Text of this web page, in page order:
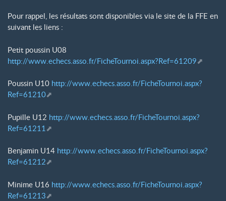
Pour rappel, les résultats sont disponibles via le site de la FFE en
suivant les liens :
Petit poussin U08
http://www.echecs.asso.fr/FicheTournoi.aspx?Ref=61209
Poussin U10 http://www.echecs.asso.fr/FicheTournoi.aspx?
Ref=61210
Pupille U12 http://www.echecs.asso.fr/FicheTournoi.aspx?
Ref=61211
Benjamin U14 http://www.echecs.asso.fr/FicheTournoi.aspx?
Ref=61212
Minime U16 http://www.echecs.asso.fr/FicheTournoi.aspx?
Ref=61213